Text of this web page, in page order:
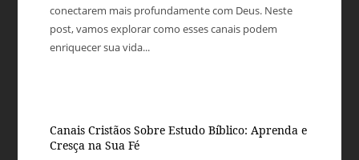
conectarem mais profundamente com Deus. Neste
post, vamos explorar como esses canais podem
enriquecer sua vida...
Canais Cristãos Sobre Estudo Bíblico: Aprenda e
Cresça na Sua Fé